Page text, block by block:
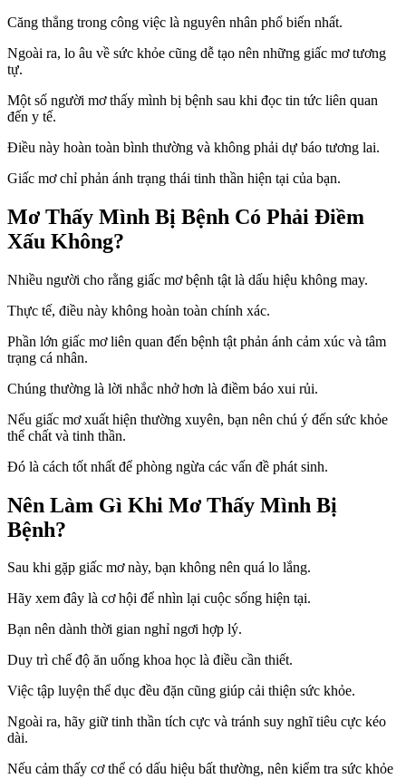
Căng thẳng trong công việc là nguyên nhân phổ biến nhất.
Ngoài ra, lo âu về sức khỏe cũng dễ tạo nên những giấc mơ tương
tự.
Một số người mơ thấy mình bị bệnh sau khi đọc tin tức liên quan
đến y tế.
Điều này hoàn toàn bình thường và không phải dự báo tương lai.
Giấc mơ chỉ phản ánh trạng thái tinh thần hiện tại của bạn.
Mơ Thấy Mình Bị Bệnh Có Phải Điềm
Xấu Không?
Nhiều người cho rằng giấc mơ bệnh tật là dấu hiệu không may.
Thực tế, điều này không hoàn toàn chính xác.
Phần lớn giấc mơ liên quan đến bệnh tật phản ánh cảm xúc và tâm
trạng cá nhân.
Chúng thường là lời nhắc nhở hơn là điềm báo xui rủi.
Nếu giấc mơ xuất hiện thường xuyên, bạn nên chú ý đến sức khỏe
thể chất và tinh thần.
Đó là cách tốt nhất để phòng ngừa các vấn đề phát sinh.
Nên Làm Gì Khi Mơ Thấy Mình Bị
Bệnh?
Sau khi gặp giấc mơ này, bạn không nên quá lo lắng.
Hãy xem đây là cơ hội để nhìn lại cuộc sống hiện tại.
Bạn nên dành thời gian nghỉ ngơi hợp lý.
Duy trì chế độ ăn uống khoa học là điều cần thiết.
Việc tập luyện thể dục đều đặn cũng giúp cải thiện sức khỏe.
Ngoài ra, hãy giữ tinh thần tích cực và tránh suy nghĩ tiêu cực kéo
dài.
Nếu cảm thấy cơ thể có dấu hiệu bất thường, nên kiểm tra sức khỏe